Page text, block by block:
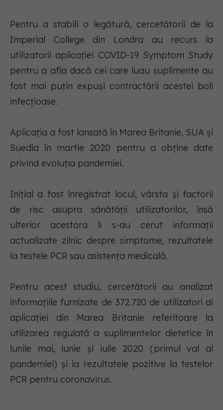
Pentru a stabili o legătură, cercetătorii de la
Imperial College din Londra au recurs la
utilizatorii aplicaţiei COVID-19 Symptom Study
pentru a afla dacă cei care luau suplimente au
fost mai puţin expuşi contractării acestei boli
infecţioase.
Aplicaţia a fost lansată în Marea Britanie, SUA şi
Suedia în martie 2020 pentru a obţine date
privind evoluţia pandemiei.
Iniţial a fost înregistrat locul, vârsta şi factorii
de risc asupra sănătăţii utilizatorilor, însă
ulterior acestora li s-au cerut informaţii
actualizate zilnic despre simptome, rezultatele
la testele PCR sau asistenţa medicală.
Pentru acest studiu, cercetătorii au analizat
informaţiile furnizate de 372.720 de utilizatori ai
aplicaţiei din Marea Britanie referitoare la
utilizarea regulată a suplimentelor dietetice în
lunile mai, iunie şi iulie 2020 (primul val al
pandemiei) şi la rezultatele pozitive la testelor
PCR pentru coronavirus.